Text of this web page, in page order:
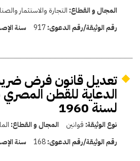
المجال و القطاع: التجارة والاستثمار
رقم الوثيقة/رقم الدعوى:917 سنة
تعديل قانون فرض
لسنة 1960
نوع الوثيقة: قوانين المجال و القطاع:
رقم الوثيقة/رقم الدعوى:168 سنة